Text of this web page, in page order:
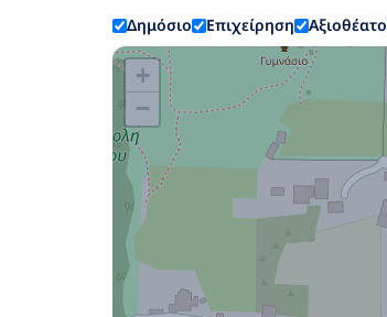
Δημόσιο Επιχείρηση Αξιοθέατο
+
−